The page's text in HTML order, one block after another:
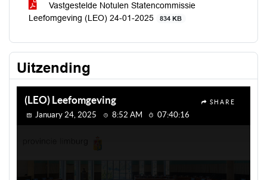
Vastgestelde Notulen Statencommissie
Leefomgeving (LEO) 24-01-2025
834 KB
Uitzending